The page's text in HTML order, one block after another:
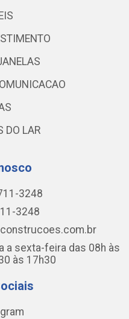
DO LAR
3248
3248
a sexta-feira das 08h às
às 17h30